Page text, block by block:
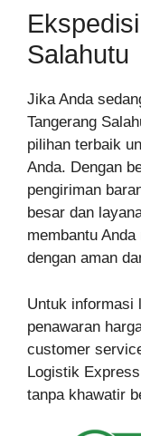
Salahutu
Jika Anda
Tangerang
pilihan terbaik
Anda. Dengan
pengiriman
besar dan
membantu
dengan aman
Untuk informasi
penawaran
customer
Logistik
tanpa khawatir